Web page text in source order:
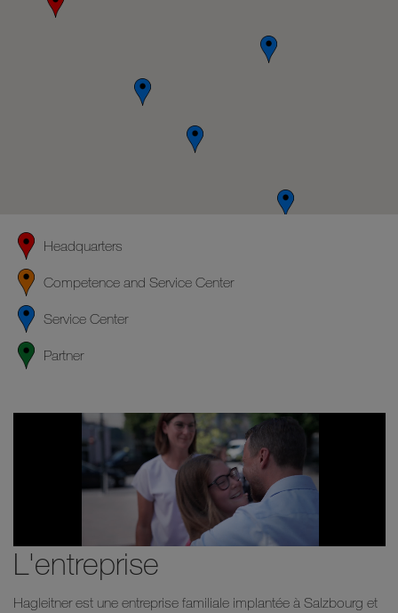
Headquarters
Competence and Service Center
Service Center
Partner
L'entreprise
Hagleitner est une entreprise familiale implantée à Salzbourg et